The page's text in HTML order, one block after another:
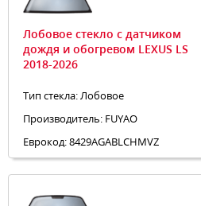
Лобовое стекло с датчиком
дождя и обогревом LEXUS LS
2018-2026
Тип стекла: Лобовое
Производитель: FUYAO
Еврокод: 8429AGABLCHMVZ